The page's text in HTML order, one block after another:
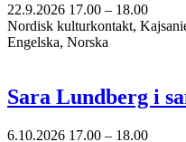
22.9.2026 17.00 – 18.00
Nordisk kulturkontakt,
Engelska, Norska
Sara Lundberg i
6.10.2026 17.00 – 18.00